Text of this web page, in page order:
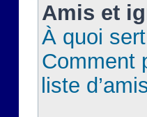
Amis et
À quoi
Comment
liste